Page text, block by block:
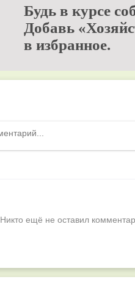
Будь в курсе
Добавь
в избранное.
Никто ещё не оставил